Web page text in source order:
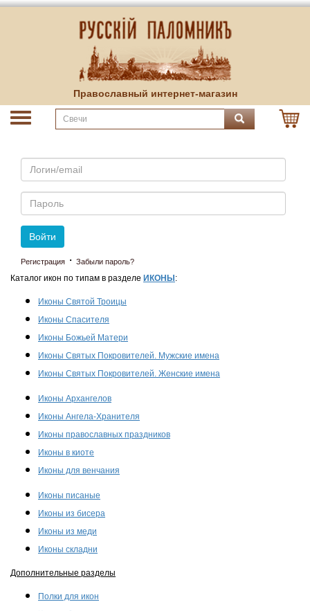
Православный интернет-магазин
Email
Пароль
Войти
Регистрация · Забыли пароль?
Каталог икон по типам в разделе ИКОНЫ :
Иконы Святой Троицы
Иконы Спасителя
Иконы Божьей Матери
Иконы Святых Покровителей. Мужские имена
Иконы Святых Покровителей. Женские имена
Иконы Архангелов
Иконы Ангела-Хранителя
Иконы православных праздников
Иконы в киоте
Иконы для венчания
Иконы писаные
Иконы из бисера
Иконы из меди
Иконы складни
Дополнительные разделы
Полки для икон